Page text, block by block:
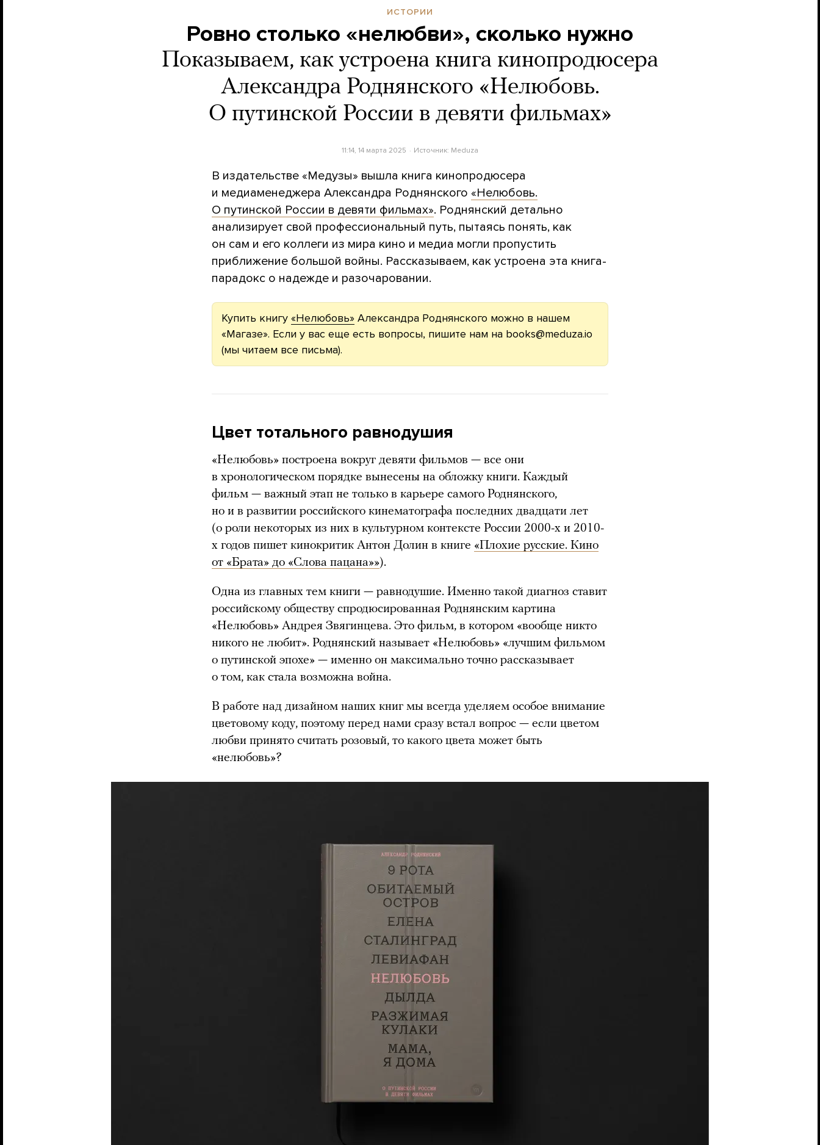
ИСТОРИИ
Ровно столько «нелюбви», сколько нужно
Показываем, как устроена книга кинопродюсера
Александра Роднянского «Нелюбовь.
О путинской России в девяти фильмах»
11:14, 14 марта 2025 Источник: Meduza
В издательстве «Медузы» вышла книга кинопродюсера
и медиаменеджера Александра Роднянского «Нелюбовь.
О путинской России в девяти фильмах». Роднянский детально
анализирует свой профессиональный путь, пытаясь понять, как
он сам и его коллеги из мира кино и медиа могли пропустить
приближение большой войны. Рассказываем, как устроена эта книга-
парадокс о надежде и разочаровании.
Купить книгу «Нелюбовь» Александра Роднянского можно в нашем
«Магазе». Если у вас еще есть вопросы, пишите нам на books@meduza.io
(мы читаем все письма).
Цвет тотального равнодушия
«Нелюбовь» построена вокруг девяти фильмов — все они
в хронологическом порядке вынесены на обложку книги. Каждый
фильм — важный этап не только в карьере самого Роднянского,
но и в развитии российского кинематографа последних двадцати лет
(о роли некоторых из них в культурном контексте России 2000-х и 2010-
х годов пишет кинокритик Антон Долин в книге «Плохие русские. Кино
от «Брата» до «Слова пацана»»).
Одна из главных тем книги — равнодушие. Именно такой диагноз ставит
российскому обществу спродюсированная Роднянским картина
«Нелюбовь» Андрея Звягинцева. Это фильм, в котором «вообще никто
никого не любит». Роднянский называет «Нелюбовь» «лучшим фильмом
о путинской эпохе» — именно он максимально точно рассказывает
о том, как стала возможна война.
В работе над дизайном наших книг мы всегда уделяем особое внимание
цветовому коду, поэтому перед нами сразу встал вопрос — если цветом
любви принято считать розовый, то какого цвета может быть
«нелюбовь»?